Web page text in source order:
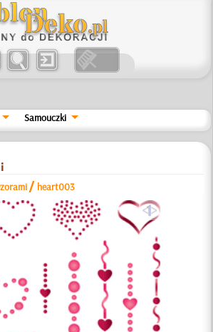
Samouczki
/ heart003
a